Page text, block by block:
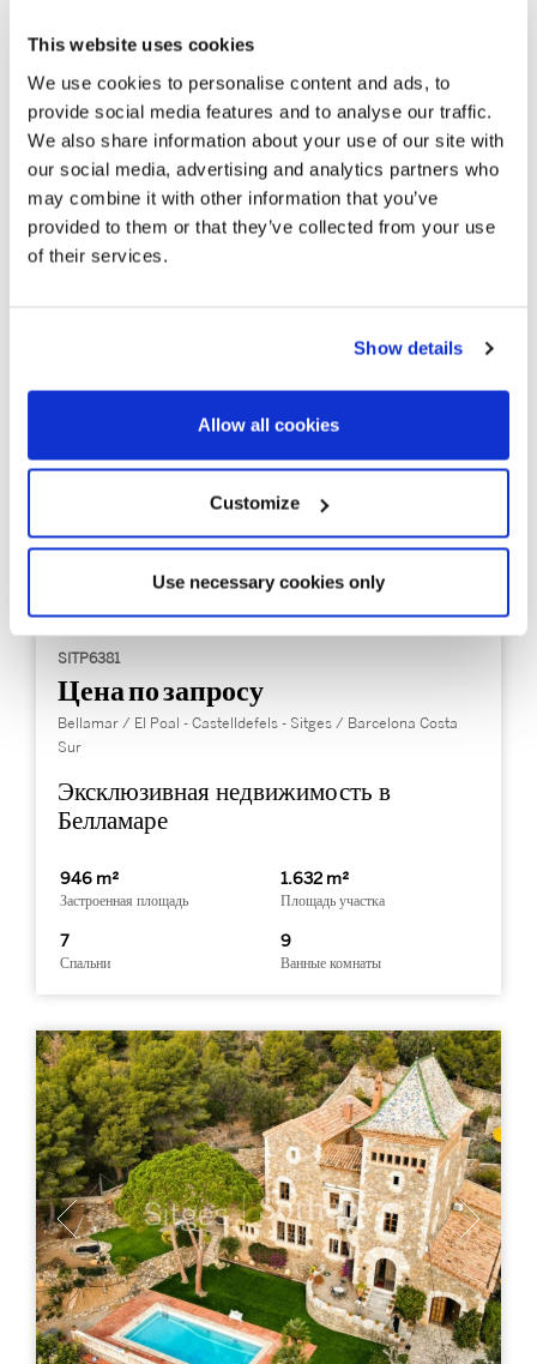
This website uses cookies
We use cookies to personalise content and ads, to
provide social media features and to analyse our traffic.
We also share information about your use of our site with
our social media, advertising and analytics partners who
may combine it with other information that you’ve
provided to them or that they’ve collected from your use
of their services.
Show details
Allow all cookies
Customize
Use necessary cookies only
(Кастельдефельс)
Застроенная площадь Площадь участка
Ванные комнаты
SITP6381
Цена по запросу
Bellamar / El Poal - Castelldefels - Sitges / Barcelona Costa
Sur
Эксклюзивная недвижимость в
Белламаре
946 m²
Застроенная площадь
1.632 m²
Площадь участка
7
Спальни
9
Ванные комнаты